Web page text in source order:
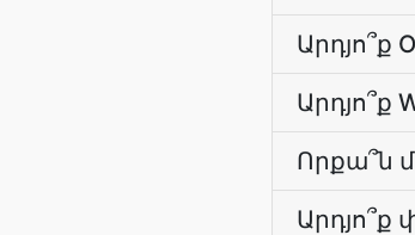
Արդյո՞ք
Արդյո՞ք
Որքա՞ն
Արդյո՞ք